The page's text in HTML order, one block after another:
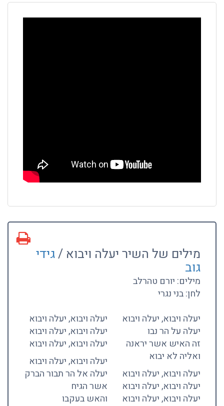
מילים של השיר יעלה ויבוא /גידי
גוב
מילים: יורם טהרלב
לחן: בני נגרי
יעלה ויבוא, יעלה ויבוא
יעלה על הר נבו
זה האיש אשר יראנה
ואליה לא יבוא
יעלה ויבוא, יעלה ויבוא
יעלה ויבוא, יעלה ויבוא
יעלה ויבוא, יעלה ויבוא
יעלה ויבוא, יעלה ויבוא
יעלה ויבוא, יעלה ויבוא
יעלה ויבוא, יעלה ויבוא
יעלה ויבוא, יעלה ויבוא
יעלה אל הר תבור הברק
אשר הגיח
והאש בעקבו